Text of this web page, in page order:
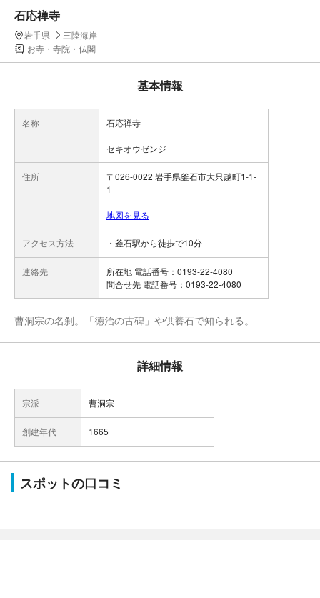
石応禅寺
岩手県
三陸海岸
お寺・寺院・仏閣
基本情報
名称 石応禅寺
セキオウゼンジ
住所
〒026-0022 岩手県釜石市大只越町1-1-
1
地図を見る
アクセス方法 ・釜石駅から徒歩で10分
連絡先
所在地 電話番号：0193-22-4080
問合せ先 電話番号：0193-22-4080
曹洞宗の名刹。「徳治の古碑」や供養石で知られる。
詳細情報
宗派 曹洞宗
創建年代 1665
スポットの口コミ